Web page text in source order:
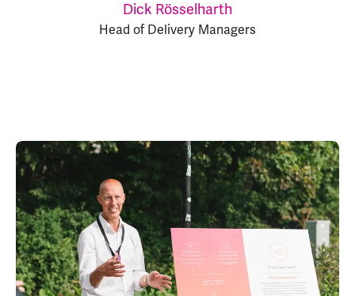
Dick Rösselharth
Head of Delivery Managers